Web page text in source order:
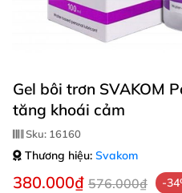
Gel bôi trơn SVAKOM
tăng khoái cảm
Sku: 16160
Thương hiệu: Svakom
380.000₫ 576.000₫ -